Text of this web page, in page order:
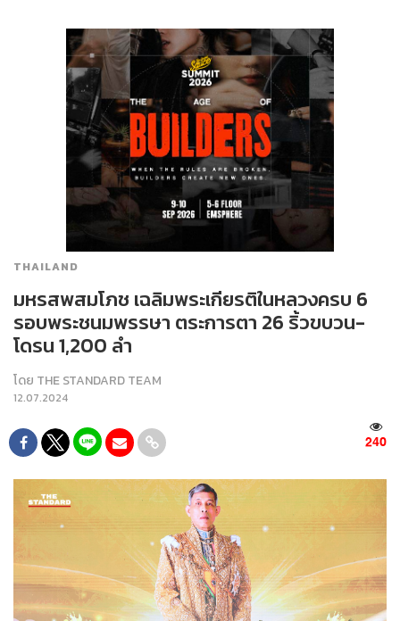
THAILAND
มหรสพสมโภช เฉลิมพระเกียรติในหลวงครบ 6
รอบพระชนมพรรษา ตระการตา 26 ริ้วขบวน-
โดรน 1,200 ลำ
โดย THE STANDARD TEAM
12.07.2024
240